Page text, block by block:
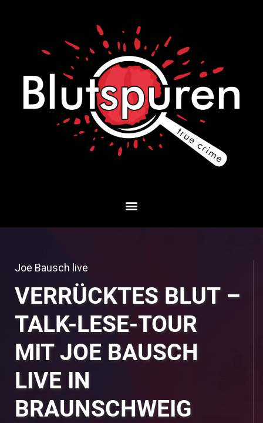
Joe Bausch live
VERRÜCKTES BLUT –
TALK-LESE-TOUR
MIT JOE BAUSCH
LIVE IN
BRAUNSCHWEIG